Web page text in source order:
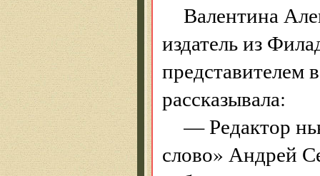
Валентина
издатель из
представителем
рассказывала:
— Редактор
слово» Андрей